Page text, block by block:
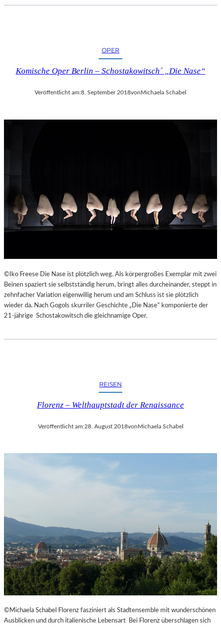
C
E
E
I
U
M
G
E
H
T
OPER
Komische Oper Berlin – Schostakowitsch´ „Die Nase“
Veröffentlicht am:8. September 2018von Michaela Schabel
©Iko Freese Die Nase ist plötzlich weg. Als körpergroßes Exemplar mit zwei
Beinen spaziert sie selbstständig herum, bringt alles durcheinander, steppt in
zehnfacher Variation eigenwillig herum und am Schluss ist sie plötzlich
wieder da. Nach Gogols skurriler Geschichte „Die Nase“ komponierte der
21-jährige Schostakowitsch die gleichnamige Oper.
REISEN
Florenz – Welthauptstadt der Renaissance
Veröffentlicht am:28. August 2018vonMichaela Schabel
©Michaela Schabel Florenz fasziniert als Stadtensemble mit wunderschönen
Ausblicken und durch italienische Lebensart Bei Florenz überschlagen sich